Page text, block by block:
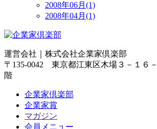
2008年06月(1)
2008年04月(1)
運営会社｜ 株式会社企業家倶楽部
〒135-0042 東京都江東区木場３－１６
階
企業家倶楽部
企業家賞
マガジン
会員メニュー